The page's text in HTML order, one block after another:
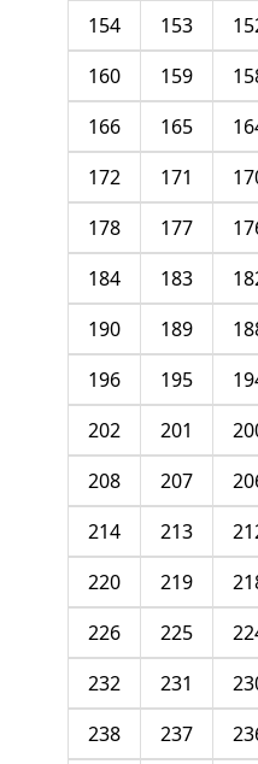
153
154
159
160
165
166
171
172
177
178
183
184
189
190
195
196
201
202
207
208
213
214
219
220
225
226
231
232
237
238